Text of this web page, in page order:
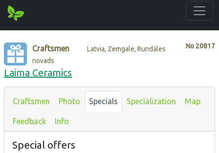
No 20817
Craftsmen
Latvia, Zemgale, Rundāles
novads
Laima Ceramics
Craftsmen Photo Specials Specialization Map
Feedback Info
Special offers